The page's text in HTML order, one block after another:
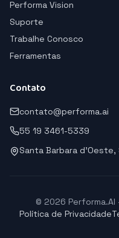
Performa Vision
Suporte
Trabalhe Conosco
Ferramentas
Contato
contato@performa.ai
55 19 3461-5339
Santa Barbara d'Oeste,
© 2026
Política de Privacidade